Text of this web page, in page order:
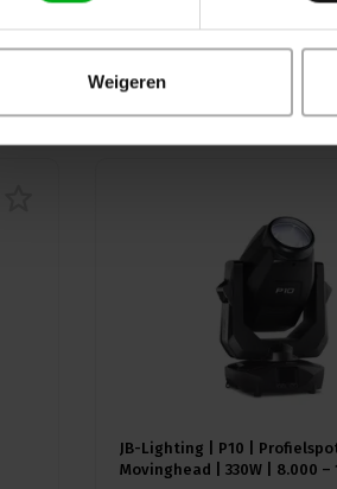
Weigeren
JB-Lighting | P10 |
Movinghead | 330W | 8.000 –